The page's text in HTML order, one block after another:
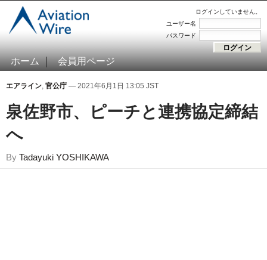
ログインしていません。
ユーザー名
パスワード
ホーム 会員用ページ
エアライン, 官公庁 — 2021年6月1日 13:05 JST
泉佐野市、ピーチと連携協定締結
へ
By Tadayuki YOSHIKAWA